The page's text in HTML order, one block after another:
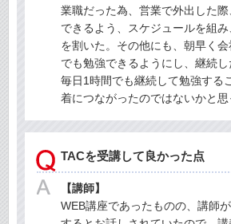
業職だった為、営業で外出した
できるよう、スケジュールを組
を割いた。その他にも、朝早く
でも勉強できるようにし、継続し
毎日1時間でも継続して勉強する
着につながったのではないかと思
TACを受講して良かった点
【講師】
WEB講座であったものの、講師